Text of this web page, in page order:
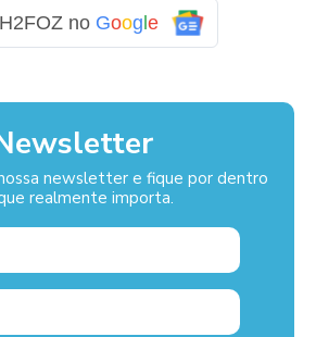
no Google
newsletter e fique por dentro
realmente importa.